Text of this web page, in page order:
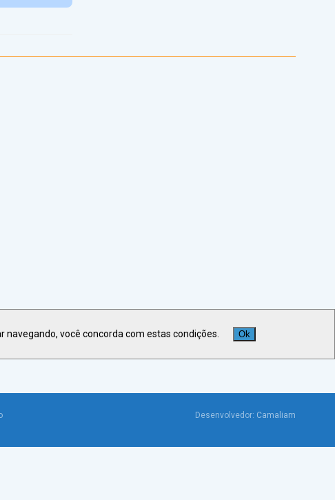
Veja + Últimas Notícias
Desenvolvedor: Camaliam
navegando, você concorda com estas condições. Ok